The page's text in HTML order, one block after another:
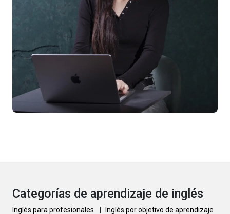
Categorías de aprendizaje de inglés
Inglés para profesionales Inglés por objetivo de aprendizaje